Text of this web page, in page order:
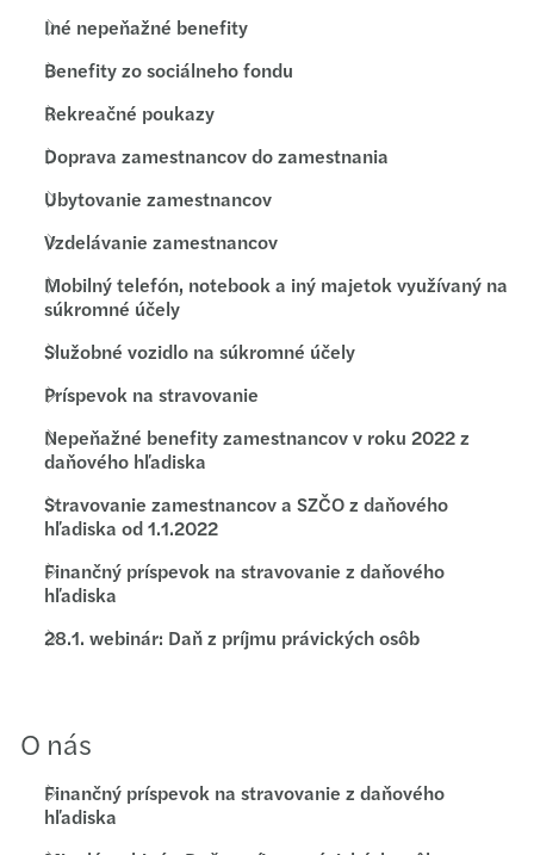
Iné nepeňažné benefity
Benefity zo sociálneho fondu
Rekreačné poukazy
Doprava zamestnancov do zamestnania
Ubytovanie zamestnancov
Vzdelávanie zamestnancov
Mobilný telefón, notebook a iný majetok využívaný na
súkromné účely
Služobné vozidlo na súkromné účely
Príspevok na stravovanie
Nepeňažné benefity zamestnancov v roku 2022 z
daňového hľadiska
Stravovanie zamestnancov a SZČO z daňového
hľadiska od 1.1.2022
Finančný príspevok na stravovanie z daňového
hľadiska
28.1. webinár: Daň z príjmu právických osôb
O nás
Finančný príspevok na stravovanie z daňového
hľadiska